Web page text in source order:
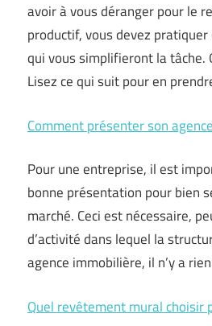
avoir à vous déranger pour le
productif, vous devez
qui vous simplifieront la tâche.
Lisez ce qui suit pour en
Comment présenter son
Pour une entreprise, il est
bonne présentation pour bien
marché. Ceci est nécessaire,
d’activité dans lequel la
agence immobilière, il n’y a
Quel revêtement mural choisir